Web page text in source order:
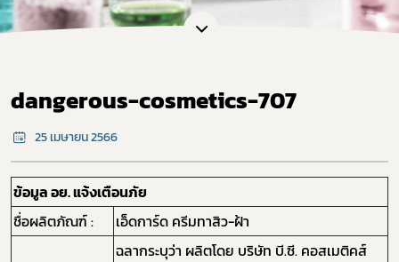
dangerous-cosmetics-707
25 เมษายน 2566
ข้อมูล อย. แจ้งเตือนภัย
ชื่อผลิตภัณฑ์ :
เอ็ดการ์ด ครีมทาสิว-ฝ้า
ฉลากระบุว่า ผลิตโดย บริษัท บี.ซี. คอสเมติคส์